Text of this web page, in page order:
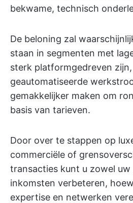
bekwame, technisch
De beloning zal
staan in segmenten met
sterk platformgedreven
geautomatiseerde
gemakkelijker maken om
basis van tarieven.
Door over te stappen op
commerciële of
transacties kunt u zowel
inkomsten verbeteren,
expertise en netwerken